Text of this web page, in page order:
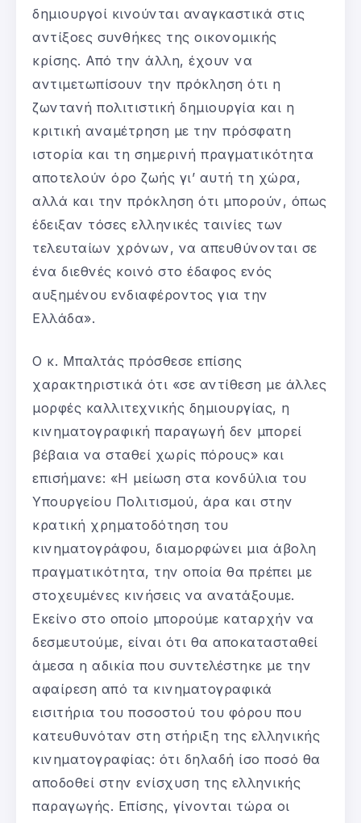
δημιουργοί κινούνται αναγκαστικά στις
αντίξοες συνθήκες της οικονομικής
κρίσης. Από την άλλη, έχουν να
αντιμετωπίσουν την πρόκληση ότι η
ζωντανή πολιτιστική δημιουργία και η
κριτική αναμέτρηση με την πρόσφατη
ιστορία και τη σημερινή πραγματικότητα
αποτελούν όρο ζωής γι’ αυτή τη χώρα,
αλλά και την πρόκληση ότι μπορούν, όπως
έδειξαν τόσες ελληνικές ταινίες των
τελευταίων χρόνων, να απευθύνονται σε
ένα διεθνές κοινό στο έδαφος ενός
αυξημένου ενδιαφέροντος για την
Ελλάδα».
Ο κ. Μπαλτάς πρόσθεσε επίσης
χαρακτηριστικά ότι «σε αντίθεση με άλλες
μορφές καλλιτεχνικής δημιουργίας, η
κινηματογραφική παραγωγή δεν μπορεί
βέβαια να σταθεί χωρίς πόρους» και
επισήμανε: «Η μείωση στα κονδύλια του
Υπουργείου Πολιτισμού, άρα και στην
κρατική χρηματοδότηση του
κινηματογράφου, διαμορφώνει μια άβολη
πραγματικότητα, την οποία θα πρέπει με
στοχευμένες κινήσεις να ανατάξουμε.
Εκείνο στο οποίο μπορούμε καταρχήν να
δεσμευτούμε, είναι ότι θα αποκατασταθεί
άμεσα η αδικία που συντελέστηκε με την
αφαίρεση από τα κινηματογραφικά
εισιτήρια του ποσοστού του φόρου που
κατευθυνόταν στη στήριξη της ελληνικής
κινηματογραφίας: ότι δηλαδή ίσο ποσό θα
αποδοθεί στην ενίσχυση της ελληνικής
παραγωγής. Επίσης, γίνονται τώρα οι